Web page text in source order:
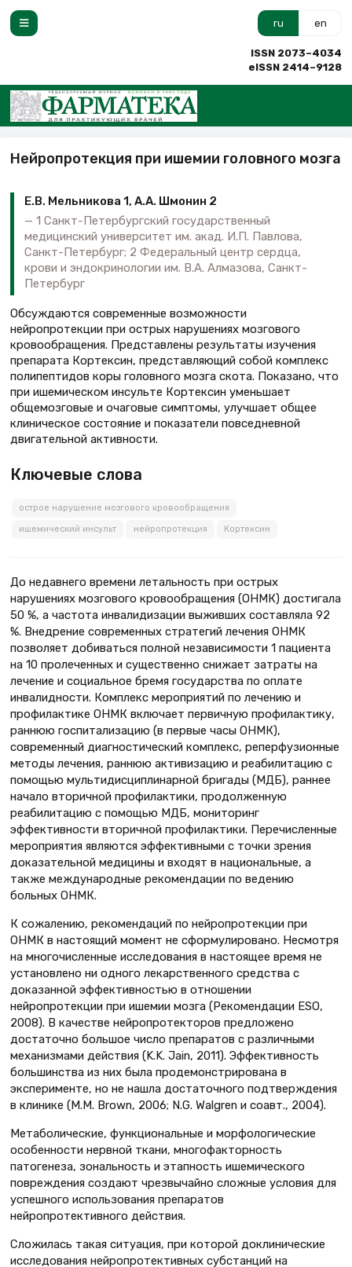
ru en
ISSN 2073–4034
eISSN 2414–9128
Нейропротекция при ишемии головного мозга
Е.В. Мельникова 1, А.А. Шмонин 2
1 Санкт-Петербургский государственный
медицинский университет им. акад. И.П. Павлова,
Санкт-Петербург; 2 Федеральный центр сердца,
крови и эндокринологии им. В.А. Алмазова, Санкт-
Петербург
Обсуждаются современные возможности
нейропротекции при острых нарушениях мозгового
кровообращения. Представлены результаты изучения
препарата Кортексин, представляющий собой комплекс
полипептидов коры головного мозга скота. Показано, что
при ишемическом инсульте Кортексин уменьшает
общемозговые и очаговые симптомы, улучшает общее
клиническое состояние и показатели повседневной
двигательной активности.
Ключевые слова
острое нарушение мозгового кровообращения
ишемический инсульт нейропротекция Кортексин
До недавнего времени летальность при острых
нарушениях мозгового кровообращения (ОНМК) достигала
50 %, а частота инвалидизации выживших составляла 92
%. Внедрение современных стратегий лечения ОНМК
позволяет добиваться полной независимости 1 пациента
на 10 пролеченных и существенно снижает затраты на
лечение и социальное бремя государства по оплате
инвалидности. Комплекс мероприятий по лечению и
профилактике ОНМК включает первичную профилактику,
раннюю госпитализацию (в первые часы ОНМК),
современный диагностический комплекс, реперфузионные
методы лечения, раннюю активизацию и реабилитацию с
помощью мультидисциплинарной бригады (МДБ), раннее
начало вторичной профилактики, продолженную
реабилитацию с помощью МДБ, мониторинг
эффективности вторичной профилактики. Перечисленные
мероприятия являются эффективными с точки зрения
доказательной медицины и входят в национальные, а
также международные рекомендации по ведению
больных ОНМК.
К сожалению, рекомендаций по нейропротекции при
ОНМК в настоящий момент не сформулировано. Несмотря
на многочисленные исследования в настоящее время не
установлено ни одного лекарственного средства с
доказанной эффективностью в отношении
нейропротекции при ишемии мозга (Рекомендации ESO,
2008). В качестве нейропротекторов предложено
достаточно большое число препаратов с различными
механизмами действия (K.K. Jain, 2011). Эффективность
большинства из них была продемонстрирована в
эксперименте, но не нашла достаточного подтверждения
в клинике (М.М. Brown, 2006; N.G. Walgren и соавт., 2004).
Метаболические, функциональные и морфологические
особенности нервной ткани, многофакторность
патогенеза, зональность и этапность ишемического
повреждения создают чрезвычайно сложные условия для
успешного использования препаратов
нейропротективного действия.
Сложилась такая ситуация, при которой доклинические
исследования нейропротективных субстанций на